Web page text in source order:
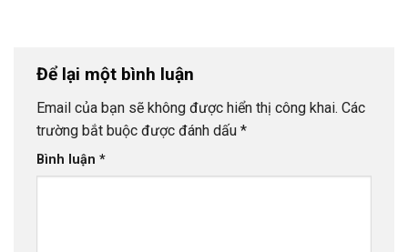
Để lại một bình luận
Email của bạn sẽ không được hiển thị công khai. Các
trường bắt buộc được đánh dấu *
Bình luận *